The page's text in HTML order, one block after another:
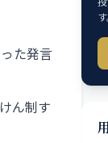
た発言
ん制す
す